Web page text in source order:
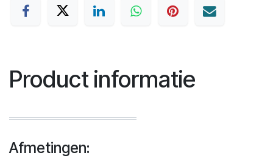
Product informatie
Afmetingen: